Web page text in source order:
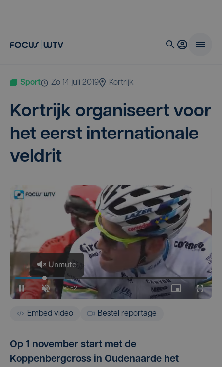
Sport zo 14 juli 2019 Kortrijk
Kort­rijk orga­ni­seert voor
het eerst inter­na­ti­o­na­le
veldrit
Embed video Bestel reportage
Op 1 november start met de
Koppenbergcross in Oudenaarde het